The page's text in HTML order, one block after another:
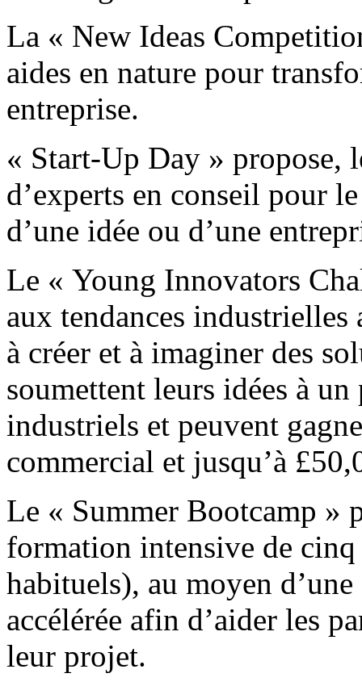
La « New Ideas
aides en nature pour
entreprise.
« Start-Up Day » propose,
d’experts en conseil pour
d’une idée ou d’une
Le « Young Innovators
aux tendances
à créer et à imaginer des
soumettent leurs idées à
industriels et peuvent
commercial et jusqu’à
Le « Summer Bootcamp »
formation intensive de
habituels), au moyen
accélérée afin d’aider les
leur projet.